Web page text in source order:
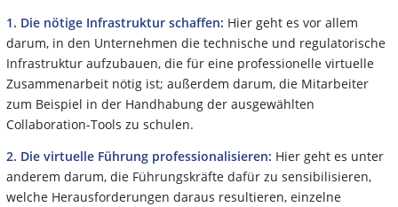
1. Die nötige Infrastruktur schaffen: Hier geht es vor allem
darum, in den Unternehmen die technische und regulatorische
Infrastruktur aufzubauen, die für eine professionelle virtuelle
Zusammenarbeit nötig ist; außerdem darum, die Mitarbeiter
zum Beispiel in der Handhabung der ausgewählten
Collaboration-Tools zu schulen.
2. Die virtuelle Führung professionalisieren: Hier geht es unter
anderem darum, die Führungskräfte dafür zu sensibilisieren,
welche Herausforderungen daraus resultieren, einzelne